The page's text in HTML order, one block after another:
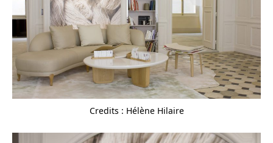
Credits : Hélène Hilaire